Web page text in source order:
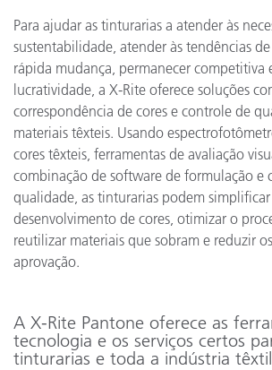
Para ajudar as tinturarias a atender às
sustentabilidade, atender às tendências
rápida mudança, permanecer competitiva
lucratividade, a X-Rite oferece soluções
correspondência de cores e controle de
materiais têxteis. Usando
cores têxteis, ferramentas de avaliação
combinação de software de formulação e
qualidade, as tinturarias podem
desenvolvimento de cores, otimizar o
reutilizar materiais que sobram e reduzir
aprovação.
A X-Rite Pantone oferece as
tecnologia e os serviços certos
tinturarias e toda a indústria